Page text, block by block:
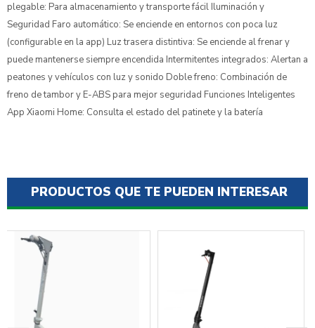
plegable: Para almacenamiento y transporte fácil Iluminación y
Seguridad Faro automático: Se enciende en entornos con poca luz
(configurable en la app) Luz trasera distintiva: Se enciende al frenar y
puede mantenerse siempre encendida Intermitentes integrados: Alertan a
peatones y vehículos con luz y sonido Doble freno: Combinación de
freno de tambor y E-ABS para mejor seguridad Funciones Inteligentes
App Xiaomi Home: Consulta el estado del patinete y la batería
PRODUCTOS QUE TE PUEDEN INTERESAR